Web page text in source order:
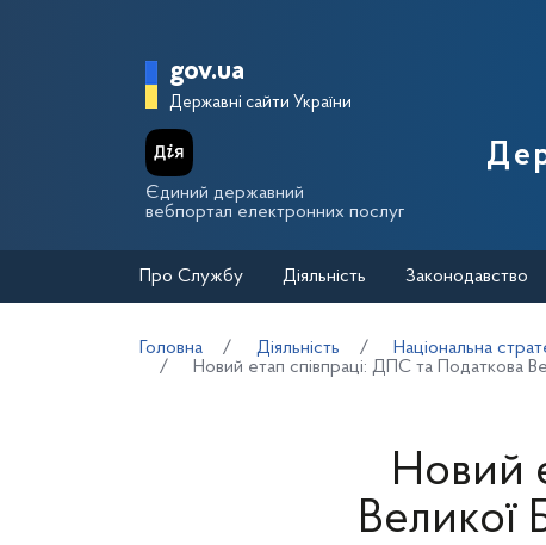
Головна сторінка
gov.ua
Державні сайти України
Єдиний державний
вебпортал електронних послуг
Про Службу Діяльність Законодавство
Головна Діяльність
Національна
Новий етап співпраці: ДПС та Податкова
Новий
Великої